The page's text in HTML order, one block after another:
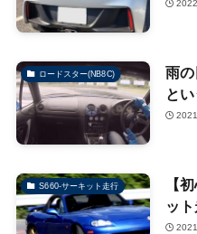
ロードスター(NB8C)
雨
と
S660-サーキット走行
【
ッ